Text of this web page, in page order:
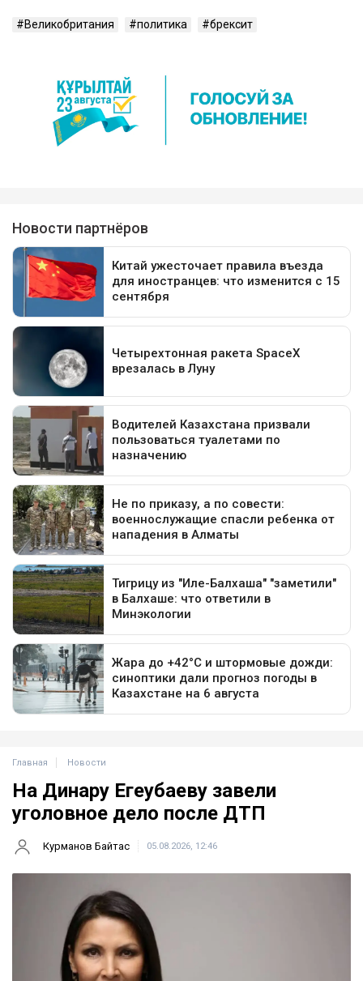
Великобритания политика брексит
Главная Новости
На Динару Егеубаеву завели
уголовное дело после ДТП
Курманов Байтас 05.08.2026, 12:46